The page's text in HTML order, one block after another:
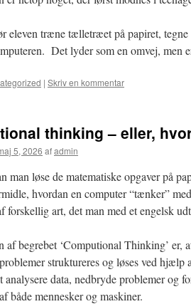
eleven træne tælletræet på papiret,
Det lyder som en omvej, men
| Skriv en kommentar
thinking – eller,
5, 2026 afadmin
man løse de matematiske opgaver på
hvordan en computer “tænker”
forskellig art, det man med et engelsk
af begrebet ‘Computional Thinking’ er,
struktureres og løses ved hjælp
analysere data, nedbryde problemer og
både mennesker og maskiner.